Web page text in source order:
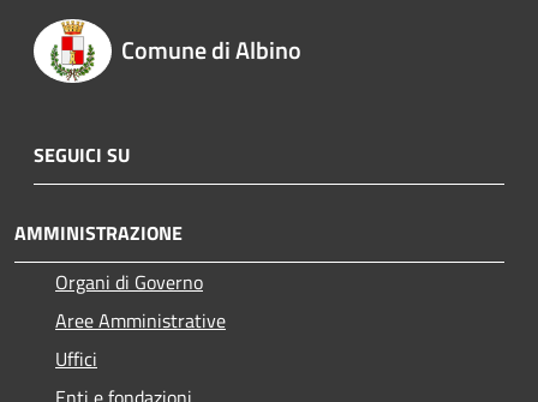
Comune di Albino
SEGUICI SU
AMMINISTRAZIONE
Organi di Governo
Aree Amministrative
Uffici